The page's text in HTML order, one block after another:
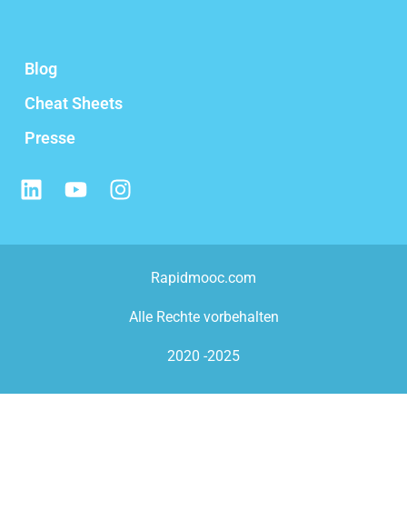
Blog
Cheat Sheets
Presse
Rapidmooc.com
Alle Rechte vorbehalten
2020 -2025